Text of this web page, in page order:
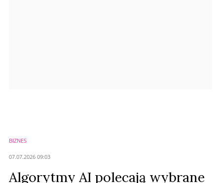
BIZNES
07.07.2026 09:03
Algorytmy AI polecają wybrane